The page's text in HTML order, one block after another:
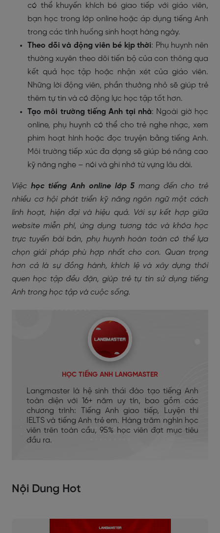
có thể khuyến khích bé giao tiếp với giáo viên,
bạn học trong lớp online hoặc áp dụng tiếng Anh
trong các tình huống sinh hoạt hàng ngày.
Theo dõi và động viên bé kịp thời: Phụ huynh nên
thường xuyên theo dõi tiến bộ của con thông qua
kết quả học tập hoặc nhận xét của giáo viên.
Những lời động viên, phần thưởng nhỏ sẽ giúp trẻ
thêm tự tin và có động lực học tập tốt hơn.
Tạo môi trường tiếng Anh tại nhà: Ngoài giờ học
online, phụ huynh có thể cho trẻ nghe nhạc, xem
phim hoạt hình hoặc đọc truyện bằng tiếng Anh.
Môi trường tiếp xúc đa dạng sẽ giúp bé nâng cao
kỹ năng nghe – nói và ghi nhớ từ vựng lâu dài.
Việc học tiếng Anh online lớp 5 mang đến cho trẻ
nhiều cơ hội phát triển kỹ năng ngôn ngữ một cách
linh hoạt, hiện đại và hiệu quả. Với sự kết hợp giữa
website miễn phí, ứng dụng tương tác và khóa học
trực tuyến bài bản, phụ huynh hoàn toàn có thể lựa
chọn giải pháp phù hợp nhất cho con. Quan trọng
hơn cả là sự đồng hành, khích lệ và xây dựng thói
quen học tập đều đặn, giúp trẻ tự tin sử dụng tiếng
Anh trong học tập và cuộc sống.
HỌC TIẾNG ANH LANGMASTER
Langmaster là hệ sinh thái đào tạo tiếng Anh
toàn diện với 16+ năm uy tín, bao gồm các
chương trình: Tiếng Anh giao tiếp, Luyện thi
IELTS và tiếng Anh trẻ em. Hàng trăm nghìn học
viên trên toàn cầu, 95% học viên đạt mục tiêu
đầu ra.
Nội Dung Hot